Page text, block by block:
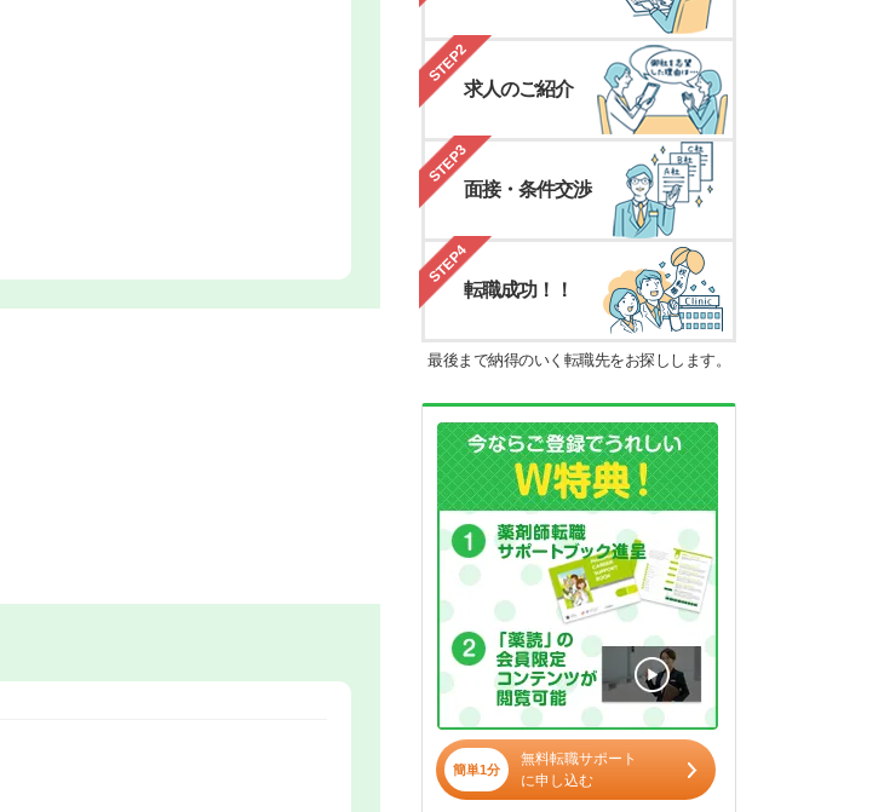
STEP2
求人のご紹介
STEP3
面接・条件交渉
STEP4
転職成功！！
最後まで納得のいく転職先をお探しします。
簡単1分
無料転職サポート
に申し込む